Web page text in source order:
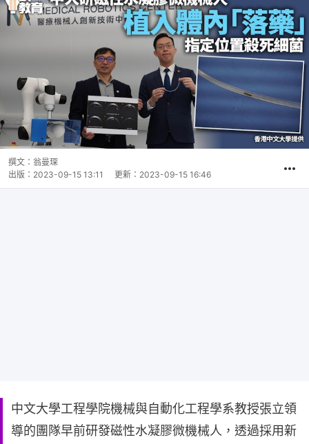
撰文： 翁曼琛
出版： 2023-09-15 13:11 更新： 2023-09-15 16:46
中文大學工程學院機械與自動化工程學系教授張立領
導的團隊早前研發磁性水凝膠微機械人，透過採用新